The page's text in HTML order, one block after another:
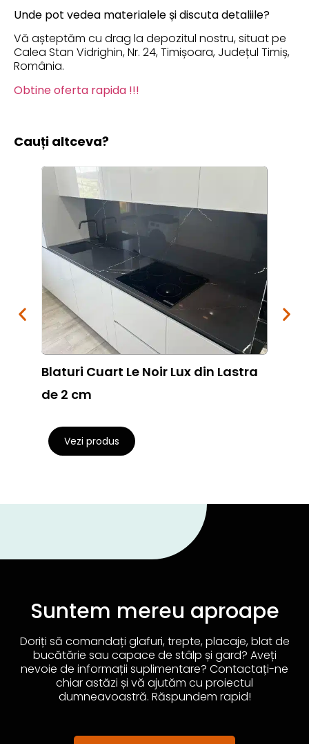
Cauți altceva?
Blaturi Cuart Le Noir Lux din Lastra
de 2 cm
Vezi produs
Unde pot vedea materialele și discuta detaliile?
Vă așteptăm cu drag la depozitul nostru, situat pe
Calea Stan Vidrighin, Nr. 24, Timișoara, Județul Timiș,
România.
Obtine oferta rapida !!!
Suntem mereu aproape
Doriți să comandați glafuri, trepte, placaje, blat de
bucătărie sau capace de stâlp și gard? Aveți
nevoie de informații suplimentare? Contactați-ne
chiar astăzi și vă ajutăm cu proiectul
dumneavoastră. Răspundem rapid!